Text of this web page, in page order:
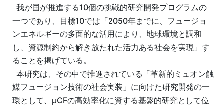
我が国が推進する10個の挑戦的研究開発プログラムの
一つであり、目標10では「2050年までに、フュージョ
ンエネルギーの多面的な活用により、地球環境と調和
し、資源制約から解き放たれた活力ある社会を実現」す
ることを掲げている。
本研究は、その中で推進されている「革新的ミュオン触
媒フュージョン技術の社会実装」に向けた研究開発の一
環として、µCFの高効率化に資する基盤的研究として位